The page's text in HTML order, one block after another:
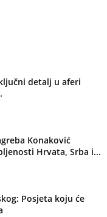
detalj u aferi
Konaković
Hrvata, Srba i...
Posjeta koju će